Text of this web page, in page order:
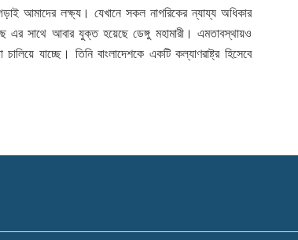
আমাদের লক্ষ্য। যেখানে সকল নাগরিকের ন্যায্য অধিকার
এর সাথে আবার যুক্ত হয়েছে ডেঙ্গু মহামারী। এমতাবস্থায়ও
যাচ্ছে। তিনি বাংলাদেশকে একটি কল্যাণরাষ্ট্র হিসেবে